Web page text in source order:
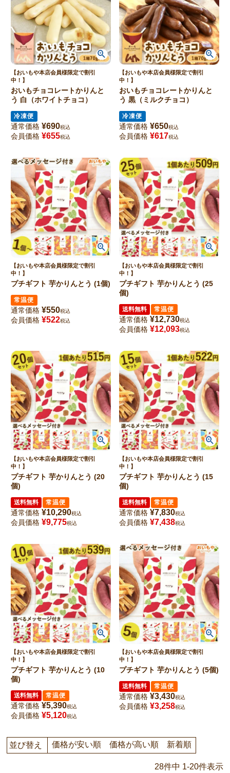
【おいもや本店会員様限定で割引
中！】
おいもチョコレートかりんと
う 白（ホワイトチョコ）
冷凍便
通常価格 ¥690税込
会員価格 ¥655税込
【おいもや本店会員様限定で割引
中！】
おいもチョコレートかりんと
う 黒（ミルクチョコ）
冷凍便
通常価格 ¥650税込
会員価格 ¥617税込
【おいもや本店会員様限定で割引
中！】
プチギフト 芋かりんとう (1個)
常温便
通常価格 ¥550税込
会員価格 ¥522税込
【おいもや本店会員様限定で割引
中！】
プチギフト 芋かりんとう (25
個)
送料無料 常温便
通常価格 ¥12,730税込
会員価格 ¥12,093税込
【おいもや本店会員様限定で割引
中！】
プチギフト 芋かりんとう (20
個)
送料無料 常温便
通常価格 ¥10,290税込
会員価格 ¥9,775税込
【おいもや本店会員様限定で割引
中！】
プチギフト 芋かりんとう (15
個)
送料無料 常温便
通常価格 ¥7,830税込
会員価格 ¥7,438税込
【おいもや本店会員様限定で割引
中！】
プチギフト 芋かりんとう (10
個)
送料無料 常温便
通常価格 ¥5,390税込
会員価格 ¥5,120税込
【おいもや本店会員様限定で割引
中！】
プチギフト 芋かりんとう (5個)
送料無料 常温便
通常価格 ¥3,430税込
会員価格 ¥3,258税込
並び替え 価格が安い順 価格が高い順 新着順
28件中 1-20件表示